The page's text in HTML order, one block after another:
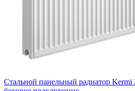
Стальной панельный радиатор Kermi